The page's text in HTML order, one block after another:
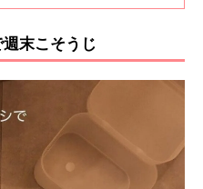
がおすすめ！今回はインスタの
週末こそうじ